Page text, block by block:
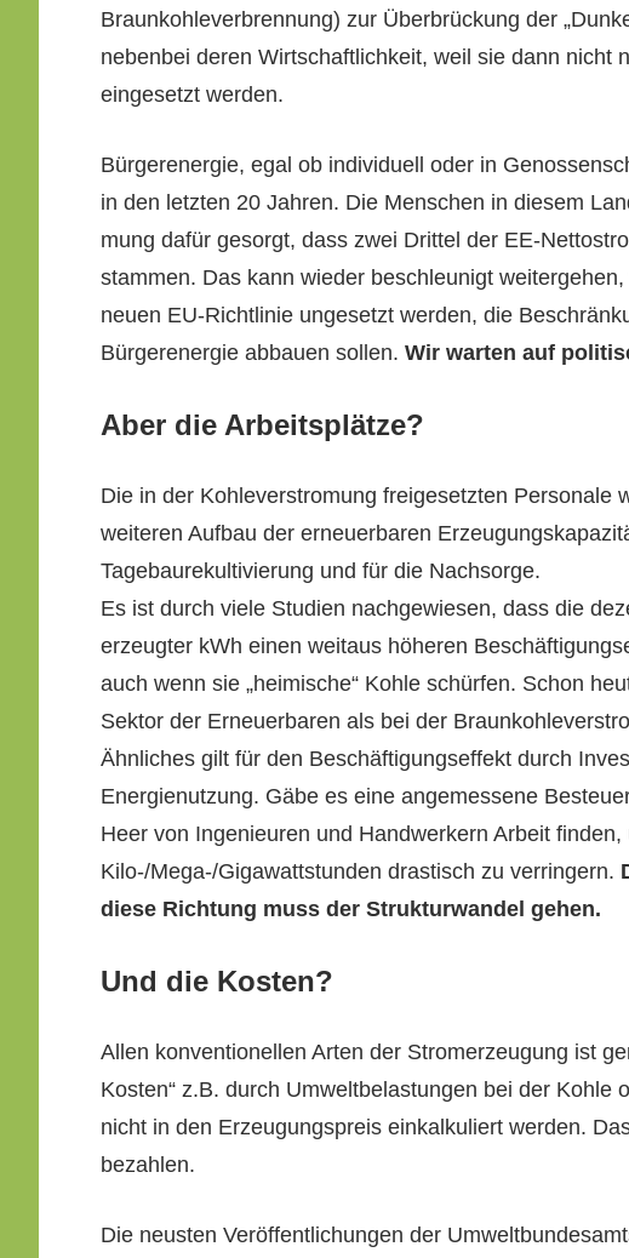
Braunkohle­ver­bren­nung) zur Über­brück­ung der
neben­bei deren Wirtschaftlichkeit, weil sie dann nicht
einge­set­zt werden.
Bürgeren­ergie, egal ob indi­vidu­ell oder in
in den let­zten 20 Jahren. Die Men­schen in diesem
mung dafür gesorgt, dass zwei Drit­tel der EE-
stam­men. Das kann wieder beschle­u­nigt
neuen EU-Richtlin­ie unge­set­zt wer­den, die
Bürgeren­ergie abbauen sollen. Wir warten auf
Aber die Arbeitsplätze?
Die in der Kohlever­stro­mung freige­set­zten Per­son­ale
weit­eren Auf­bau der erneuer­baren
Tage­bau­rekul­tivierung und für die Nach­sorge.
Es ist durch viele Stu­di­en nachgewiesen, dass die
erzeugter kWh einen weitaus höheren
auch wenn sie „heimis­che“ Kohle schür­fen. Schon
Sek­tor der Erneuer­baren als bei der
Ähn­lich­es gilt für den Beschäf­ti­gungsef­fekt durch
Energien­utzung. Gäbe es eine angemessene
Heer von Inge­nieuren und Handw­erk­ern Arbeit
Kilo-/Mega-/Gi­gawattstun­den drastisch zu ver­ringern.
diese Rich­tung muss der Struk­tur­wan­del gehen.
Und die Kosten?
Allen kon­ven­tionellen Arten der Stromerzeu­gung ist
Kosten“ z.B. durch Umwelt­be­las­tun­gen bei der Kohle
nicht in den Erzeu­gung­spreis einkalkuliert wer­den.
bezahlen.
Die neusten Veröf­fentlichun­gen der